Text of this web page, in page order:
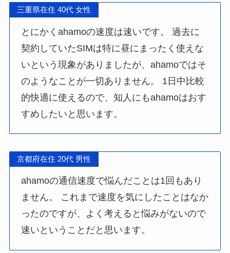
三重県在住 40代 女性
とにかくahamoの速度は速いです。 過去に
契約していたSIMは特に昼にまったく使えな
いという現象がありましたが、ahamoではそ
のようなことが一切ありません。 1日中比較
的快適に使えるので、知人にもahamoはおす
すめしたいと思います。
京都府在住 20代 男性
ahamoの通信速度で悩んだことは1回もあり
ません。 これまで速度を気にしたことはなか
ったのですが、よく考えると悩みがないので
速いということだと思います。